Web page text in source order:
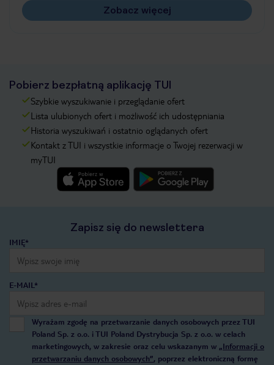
Zobacz więcej
Pobierz bezpłatną aplikację TUI
Szybkie wyszukiwanie i przeglądanie ofert
Lista ulubionych ofert i możliwość ich udostępniania
Historia wyszukiwań i ostatnio oglądanych ofert
Kontakt z TUI i wszystkie informacje o Twojej rezerwacji w
myTUI
Zapisz się do newslettera
IMIĘ*
E-MAIL*
Wyrażam zgodę na przetwarzanie danych osobowych przez TUI
Poland Sp. z o.o. i TUI Poland Dystrybucja Sp. z o.o. w celach
marketingowych, w zakresie oraz celu wskazanym w „Informacji o
przetwarzaniu danych osobowych”, poprzez elektroniczną formę